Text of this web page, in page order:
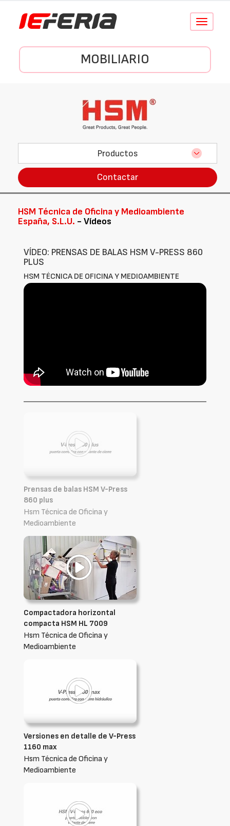
Conmutar
MOBILIARIO
Productos
Contactar
HSM Técnica de Oficina y Medioambiente
España, S.L.U. - Vídeos
VÍDEO: PRENSAS DE BALAS HSM V-PRESS 860
PLUS
HSM TÉCNICA DE OFICINA Y MEDIOAMBIENTE
Prensas de balas HSM V-Press
860 plus
Hsm Técnica de Oficina y
Medioambiente
Compactadora horizontal
compacta HSM HL 7009
Hsm Técnica de Oficina y
Medioambiente
Versiones en detalle de V-Press
1160 max
Hsm Técnica de Oficina y
Medioambiente